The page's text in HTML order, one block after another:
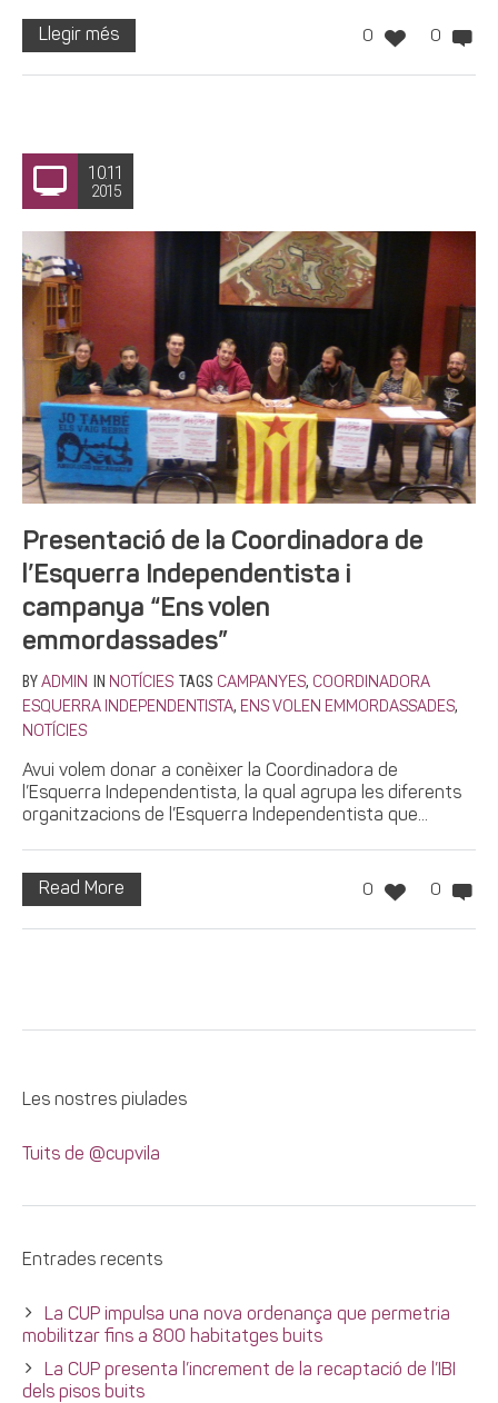
0 0
Llegir més
10.11
2015
Presentació de la Coordinadora de
l’Esquerra Independentista i
campanya “Ens volen
emmordassades”
BY ADMIN IN NOTÍCIES TAGS CAMPANYES, COORDINADORA
ESQUERRA INDEPENDENTISTA, ENS VOLEN EMMORDASSADES,
NOTÍCIES
Avui volem donar a conèixer la Coordinadora de
l’Esquerra Independentista, la qual agrupa les diferents
organitzacions de l’Esquerra Independentista que...
0 0
Read More
Les nostres piulades
Tuits de @cupvila
Entrades recents
La CUP impulsa una nova ordenança que permetria
mobilitzar fins a 800 habitatges buits
La CUP presenta l’increment de la recaptació de l’IBI
dels pisos buits